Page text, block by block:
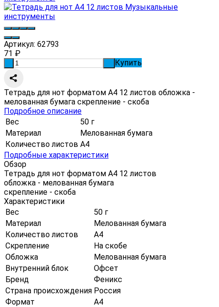
Артикул: 62793
71 ₽
Купить
Тетрадь для нот форматом А4 12 листов обложка -
мелованная бумага скрепление - скоба
Подробное описание
Вес
50 г
Материал
Мелованная бумага
Количество листов А4
Подробные характеристики
Обзор
Тетрадь для нот форматом А4 12 листов
обложка - мелованная бумага
скрепление - скоба
Характеристики
Вес
50 г
Материал
Мелованная бумага
Количество листов
А4
Скрепление
На скобе
Обложка
Мелованная бумага
Внутренний блок
Офсет
Бренд
Феникс
Страна происхождения Россия
Формат
А4